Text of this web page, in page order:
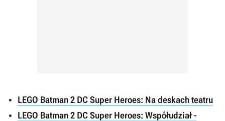
LEGO Batman 2 DC Super Heroes: Na deskach teatru
LEGO Batman 2 DC Super Heroes: Współudział -